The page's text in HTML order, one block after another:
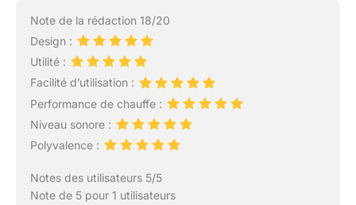
Note de la rédaction 18/20
Design :
Utilité :
Facilité d’utilisation :
Performance de chauffe :
Niveau sonore :
Polyvalence :
Notes des utilisateurs 5/5
Note de 5 pour 1 utilisateurs